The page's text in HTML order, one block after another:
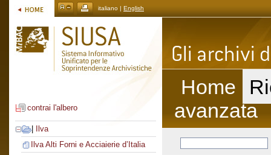
italiano | English
contrai l'albero
Ilva
Ilva Alti Forni e Acciaierie d’Italia
Home
avanzata